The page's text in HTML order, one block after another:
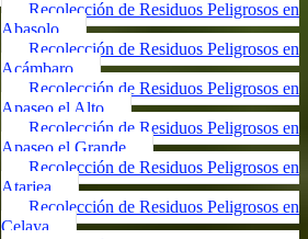
Recolección de Residuos Peligrosos en
Abasolo
Recolección de Residuos Peligrosos en
Acámbaro
Recolección de Residuos Peligrosos en
Apaseo el Alto
Recolección de Residuos Peligrosos en
Apaseo el Grande
Recolección de Residuos Peligrosos en
Atarjea
Recolección de Residuos Peligrosos en
Celaya